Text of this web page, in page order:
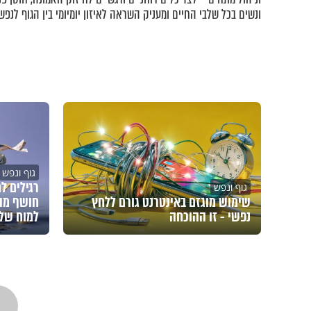
ונשים בכל שלבי החיים ומעניק השראה לאיזון יומיומי בין הגוף
גוף ונפש
שימוש מוגזם באינטרנט גורם ללחץ
נפשי - זו ההוכחה
גוף ונפש
רגילים
חושף
למוח